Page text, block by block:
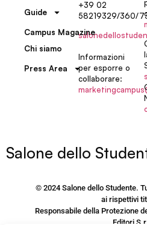
Guide
Campus Magazine
Chi siamo
Press Area
+39 02
58219329/360/
Informazioni
per esporre o
collaborare:
Salone dello
© 2024 Salone dello Studente.
ai rispettivi
Responsabile della Protezione
Editori